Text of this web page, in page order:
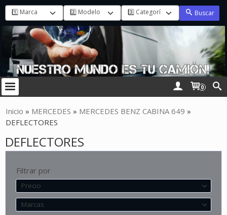
Buscar
0
Inicio » MERCEDES » MERCEDES BENZ CABINA 649 »
DEFLECTORES
DEFLECTORES
Filtrar por
Precio
Marcas